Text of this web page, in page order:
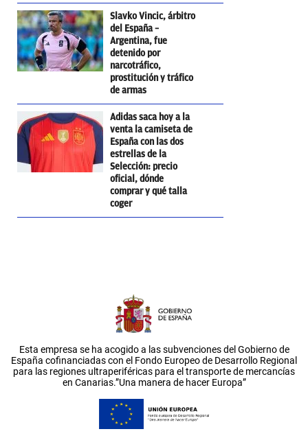
Slavko Vincic, árbitro
del España –
Argentina, fue
detenido por
narcotráfico,
prostitución y tráfico
de armas
Adidas saca hoy a la
venta la camiseta de
España con las dos
estrellas de la
Selección: precio
oficial, dónde
comprar y qué talla
coger
Esta empresa se ha acogido a las subvenciones del Gobierno de
España cofinanciadas con el Fondo Europeo de Desarrollo Regional
para las regiones ultraperiféricas para el transporte de mercancías
en Canarias.”Una manera de hacer Europa”